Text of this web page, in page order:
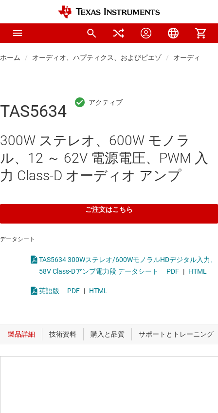
ホーム オーディオ、ハプティクス、およびピエゾ オーディオ ア
TAS5634
300W ステレオ、600W モノラ
ル、12 ～ 62V 電源電圧、PWM 入
力 Class-D オーディオ アンプ
ご注文はこちら
データシート
TAS5634 300Wステレオ/600WモノラルHDデジタル入力、
58V Class-Dアンプ電力段 データシート
PDF | HTML
英語版 PDF | HTML